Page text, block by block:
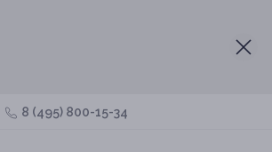
8 (495) 800-15-34